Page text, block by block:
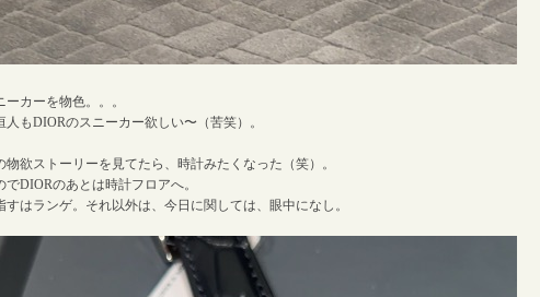
ーカーを物色。。。
人もDIORのスニーカー欲しい〜（苦笑）。
物欲ストーリーを見てたら、時計みたくなった（笑）。
でDIORのあとは時計フロアへ。
すはランゲ。それ以外は、今日に関しては、眼中になし。